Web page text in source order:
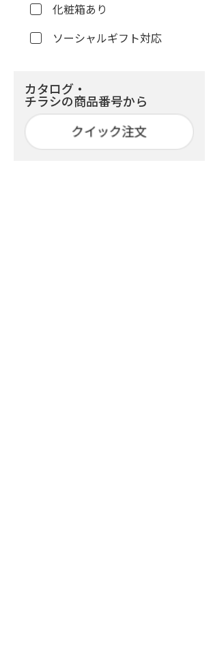
化粧箱あり
ソーシャルギフト対応
カタログ・
チラシの商品番号から